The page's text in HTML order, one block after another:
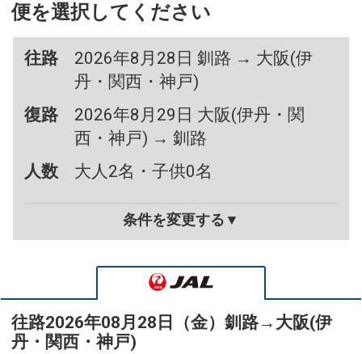
便を選択してください
往路
2026年8月28日 釧路 → 大阪(伊
丹・関西・神戸)
復路
2026年8月29日 大阪(伊丹・関
西・神戸) → 釧路
人数
大人2名・子供0名
条件を変更する▼
往路2026年08月28日（金） 釧路→ 大阪(伊
丹・関西・神戸)